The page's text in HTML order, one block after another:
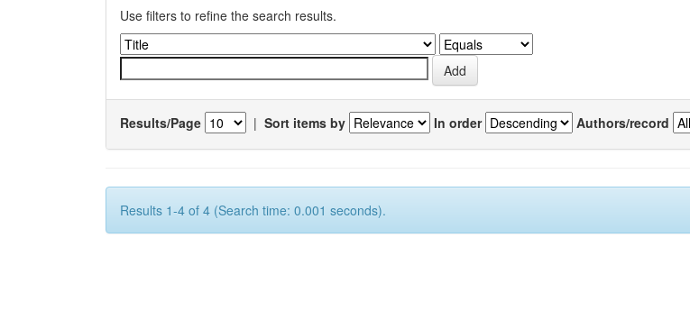
Use filters to refine the search results.
Results/Page | Sort items by In order Authors/record
Results 1-4 of 4 (Search time: 0.001 seconds).